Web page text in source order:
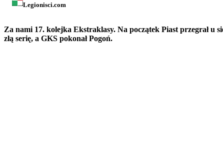
Legionisci.com
Za nami 17. kolejka Ekstraklasy. Na początek Piast przegrał u
złą serię, a GKS pokonał Pogoń.